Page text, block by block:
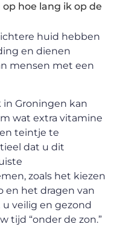
hoe lang ik op de
huid hebben
en dienen
mensen met een
Groningen kan
wat extra vitamine
teintje te
dat u dit
zoals het kiezen
en het dragen van
veilig en gezond
tijd “onder de zon.”